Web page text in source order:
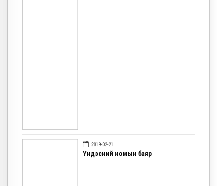
2019-02-21
Үндэсний номын баяр